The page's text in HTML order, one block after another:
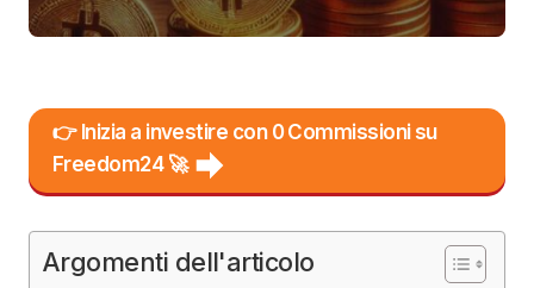
👉 Inizia a investire con 0 Commissioni su
Freedom24 🚀
Argomenti dell'articolo